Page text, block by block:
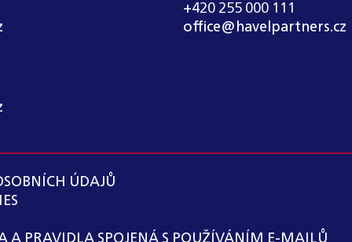
+420 255 000 111
office@havelpartners.cz
ÚDAJŮ
A PRAVIDLA SPOJENÁ S POUŽÍVÁNÍM E-MAILŮ